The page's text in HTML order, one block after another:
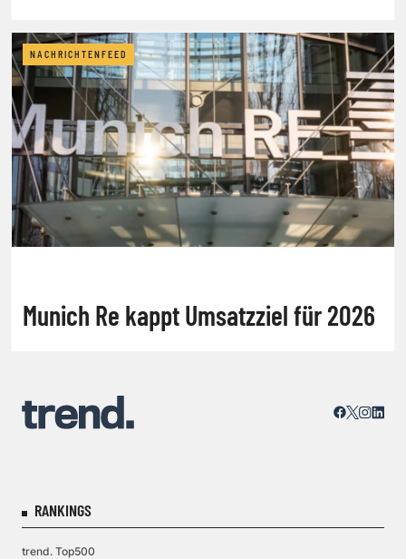
NACHRICHTENFEED
Munich Re kappt Umsatzziel für 2026
RANKINGS
trend. Top500